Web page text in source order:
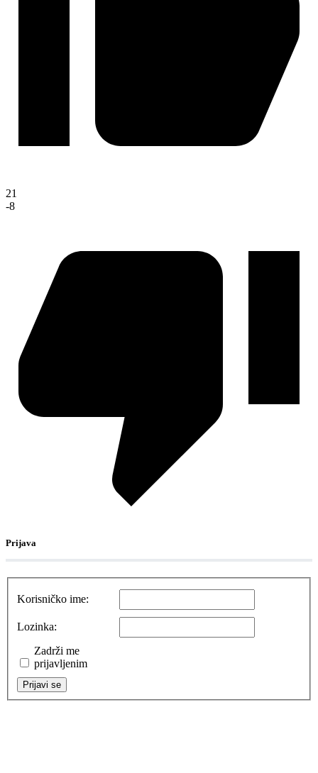
21
-8
Prijava
Korisničko ime:
Lozinka:
Zadrži me
prijavljenim
Prijavi se